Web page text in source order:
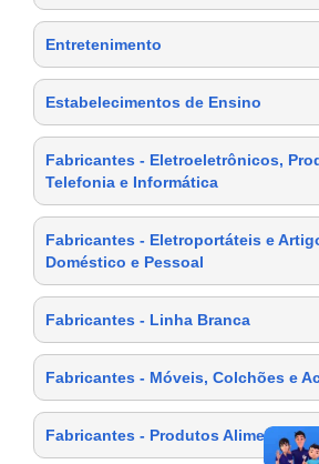
Entretenimento
Estabelecimentos de Ensino
Fabricantes - Eletroeletrônicos,
Telefonia e Informática
Fabricantes - Eletroportáteis e
Doméstico e Pessoal
Fabricantes - Linha Branca
Fabricantes - Móveis, Colchões e
Fabricantes - Produtos Alimentícios